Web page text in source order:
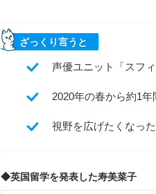
ざっくり言うと
声優ユニット「スフ
2020年の春から約1
視野を広げたくなっ
◆英国留学を発表した寿美菜子